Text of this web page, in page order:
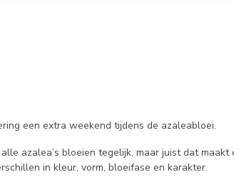
een extra weekend tijdens de azaleabloei.
azalea’s bloeien tegelijk, maar juist dat maakt
in kleur, vorm, bloeifase en karakter.